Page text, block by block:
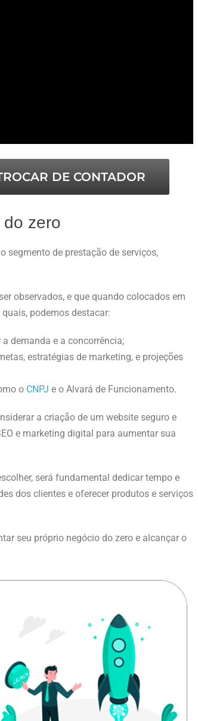
DE CONTADOR
zero
segmento de prestação de serviços,
observados, e que quando colocados em
podemos destacar:
demanda e a concorrência;
estratégias de marketing, e projeções
o CNPJ e o Alvará de Funcionamento.
a criação de um website seguro e
e marketing digital para aumentar sua
será fundamental dedicar tempo e
dos clientes e oferecer produtos e serviços
seu próprio negócio do zero e alcançar o